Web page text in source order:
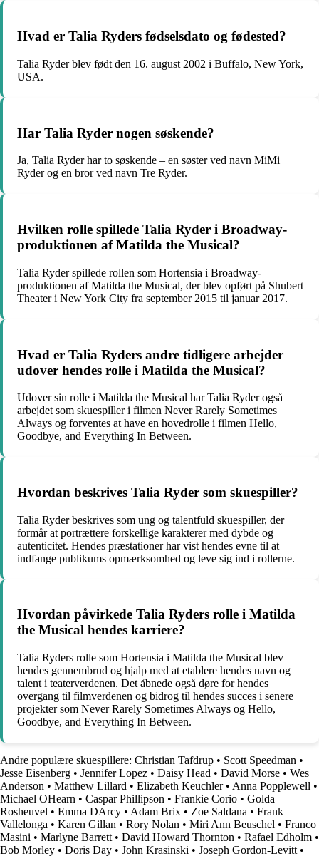
Hvad er Talia Ryders fødselsdato og fødested?
Talia Ryder blev født den 16. august 2002 i Buffalo, New York,
USA.
Har Talia Ryder nogen søskende?
Ja, Talia Ryder har to søskende – en søster ved navn MiMi
Ryder og en bror ved navn Tre Ryder.
Hvilken rolle spillede Talia Ryder i Broadway-
produktionen af Matilda the Musical?
Talia Ryder spillede rollen som Hortensia i Broadway-
produktionen af Matilda the Musical, der blev opført på Shubert
Theater i New York City fra september 2015 til januar 2017.
Hvad er Talia Ryders andre tidligere arbejder
udover hendes rolle i Matilda the Musical?
Udover sin rolle i Matilda the Musical har Talia Ryder også
arbejdet som skuespiller i filmen Never Rarely Sometimes
Always og forventes at have en hovedrolle i filmen Hello,
Goodbye, and Everything In Between.
Hvordan beskrives Talia Ryder som skuespiller?
Talia Ryder beskrives som ung og talentfuld skuespiller, der
formår at portrættere forskellige karakterer med dybde og
autenticitet. Hendes præstationer har vist hendes evne til at
indfange publikums opmærksomhed og leve sig ind i rollerne.
Hvordan påvirkede Talia Ryders rolle i Matilda
the Musical hendes karriere?
Talia Ryders rolle som Hortensia i Matilda the Musical blev
hendes gennembrud og hjalp med at etablere hendes navn og
talent i teaterverdenen. Det åbnede også døre for hendes
overgang til filmverdenen og bidrog til hendes succes i senere
projekter som Never Rarely Sometimes Always og Hello,
Goodbye, and Everything In Between.
Andre populære skuespillere: Christian Tafdrup • Scott Speedman •
Jesse Eisenberg • Jennifer Lopez • Daisy Head • David Morse • Wes
Anderson • Matthew Lillard • Elizabeth Keuchler• Anna Popplewell •
Michael OHearn • Caspar Phillipson • Frankie Corio • Golda
Rosheuvel • Emma DArcy • Adam Brix • Zoe Saldana • Frank
Vallelonga • Karen Gillan • Rory Nolan • Miri Ann Beuschel • Franco
Masini • Marlyne Barrett • David Howard Thornton • Rafael Edholm •
Bob Morley • Doris Day • John Krasinski • Joseph Gordon-Levitt •